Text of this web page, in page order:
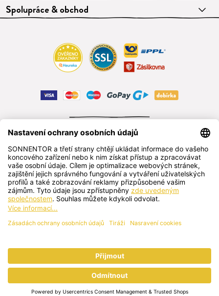
Spolupráce & obchod
čeština
SONNENTOR s.r.o.
Příhon 943, 696 15 Čejkovice, Česká republika
+420 518 362 687 sonnentor@sonnentor.cz